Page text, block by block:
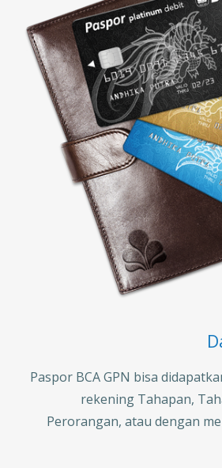
Paspor BCA GPN bisa
rekening Tahapan,
Perorangan, atau dengan